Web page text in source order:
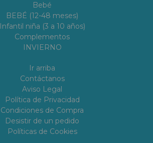
Bebé
BEBÉ (12-48 meses)
Infantil niña (3 a 10 años)
Complementos
INVIERNO
Ir arriba
Contáctanos
Aviso Legal
Política de Privacidad
Condiciones de Compra
Desistir de un pedido
Políticas de Cookies